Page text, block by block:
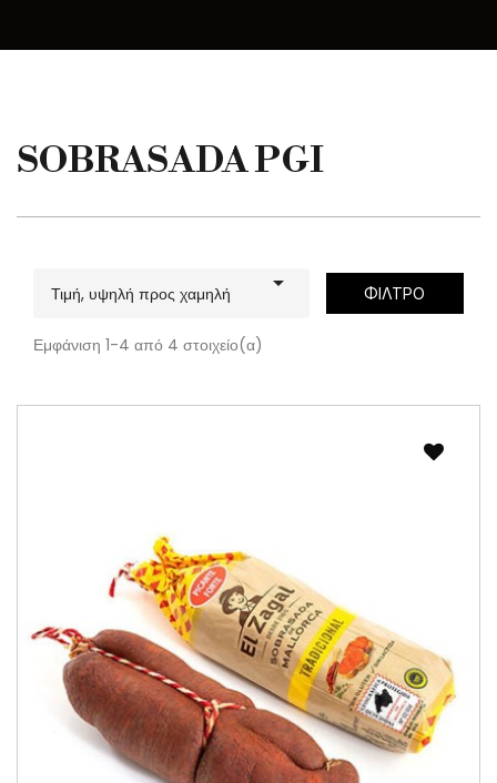
SOBRASADA PGI
Τιμή, υψηλή προς χαμηλή  ΦΊΛΤΡΟ
Εμφάνιση 1-4 από 4 στοιχείο(α)